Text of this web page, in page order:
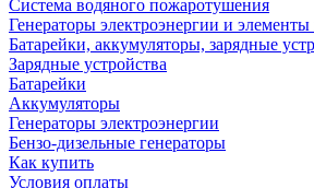
Система водяного пожаротушения
Генераторы электроэнергии и
Батарейки, аккумуляторы, зарядные
Зарядные устройства
Батарейки
Аккумуляторы
Генераторы электроэнергии
Бензо-дизельные генераторы
Как купить
Условия оплаты